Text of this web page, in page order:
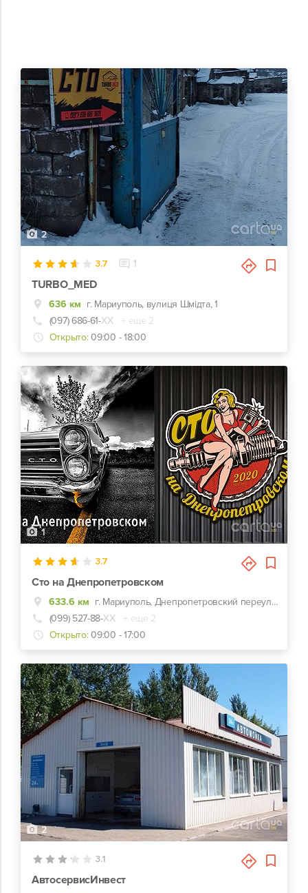
2
3.7 1
TURBO_MED
636 км г. Мариуполь, вулиця Шмідта, 1
(097) 686-61-ХХ
+ еще 2
Открыто: 09:00 - 18:00
1
3.7
Сто на Днепропетровском
633.6 км
г. Мариуполь, Днепропетровский переулок, 19/2
(099) 527-88-ХХ
+ еще 2
Открыто: 09:00 - 17:00
2
3.1
АвтосервисИнвест